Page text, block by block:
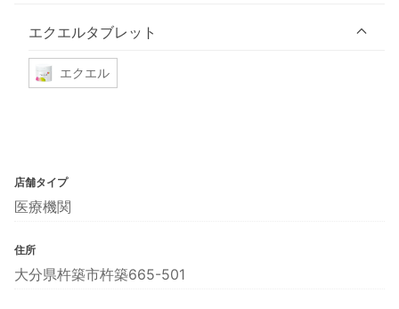
エクエルタブレット
エクエル
店舗タイプ
医療機関
住所
大分県杵築市杵築665-501